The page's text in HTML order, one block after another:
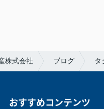
株式会社 ブログ タ
おすすめコンテンツ